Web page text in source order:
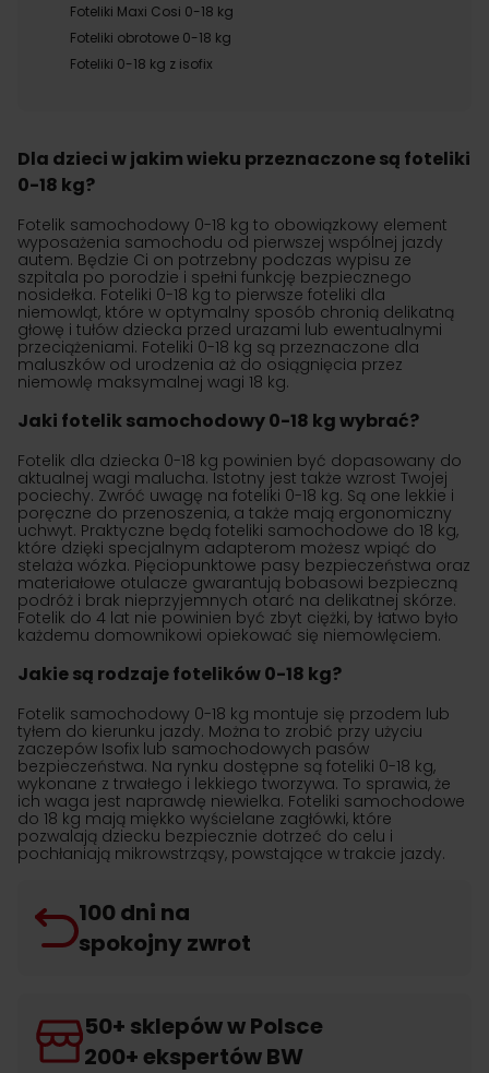
Foteliki Maxi Cosi 0-18 kg
Foteliki obrotowe 0-18 kg
Foteliki 0-18 kg z isofix
Dla dzieci w jakim wieku przeznaczone są foteliki
0-18 kg?
Fotelik samochodowy 0-18 kg to obowiązkowy element
wyposażenia samochodu od pierwszej wspólnej jazdy
autem. Będzie Ci on potrzebny podczas wypisu ze
szpitala po porodzie i spełni funkcję bezpiecznego
nosidełka. Foteliki 0-18 kg to pierwsze foteliki dla
niemowląt, które w optymalny sposób chronią delikatną
głowę i tułów dziecka przed urazami lub ewentualnymi
przeciążeniami. Foteliki 0-18 kg są przeznaczone dla
maluszków od urodzenia aż do osiągnięcia przez
niemowlę maksymalnej wagi 18 kg.
Jaki fotelik samochodowy 0-18 kg wybrać?
Fotelik dla dziecka 0-18 kg powinien być dopasowany do
aktualnej wagi malucha. Istotny jest także wzrost Twojej
pociechy. Zwróć uwagę na foteliki 0-18 kg. Są one lekkie i
poręczne do przenoszenia, a także mają ergonomiczny
uchwyt. Praktyczne będą foteliki samochodowe do 18 kg,
które dzięki specjalnym adapterom możesz wpiąć do
stelaża wózka. Pięciopunktowe pasy bezpieczeństwa oraz
materiałowe otulacze gwarantują bobasowi bezpieczną
podróż i brak nieprzyjemnych otarć na delikatnej skórze.
Fotelik do 4 lat nie powinien być zbyt ciężki, by łatwo było
każdemu domownikowi opiekować się niemowlęciem.
Jakie są rodzaje fotelików 0-18 kg?
Fotelik samochodowy 0-18 kg montuje się przodem lub
tyłem do kierunku jazdy. Można to zrobić przy użyciu
zaczepów Isofix lub samochodowych pasów
bezpieczeństwa. Na rynku dostępne są foteliki 0-18 kg,
wykonane z trwałego i lekkiego tworzywa. To sprawia, że
ich waga jest naprawdę niewielka. Foteliki samochodowe
do 18 kg mają miękko wyścielane zagłówki, które
pozwalają dziecku bezpiecznie dotrzeć do celu i
pochłaniają mikrowstrząsy, powstające w trakcie jazdy.
100 dni na
spokojny zwrot
50+ sklepów w Polsce
200+ ekspertów BW